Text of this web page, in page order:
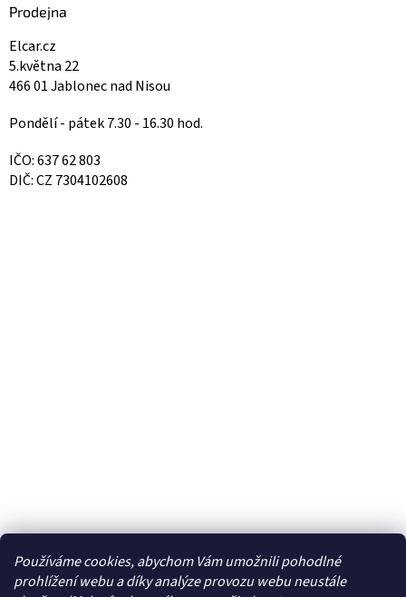
Používáme cookies, abychom Vám umožnili pohodlné
prohlížení webu a díky analýze provozu webu neustále
Prodejna
Elcar.cz
5.května 22
466 01 Jablonec nad Nisou
Pondělí - pátek 7.30 - 16.30 hod.
IČO: 637 62 803
DIČ: CZ 7304102608
Facebook